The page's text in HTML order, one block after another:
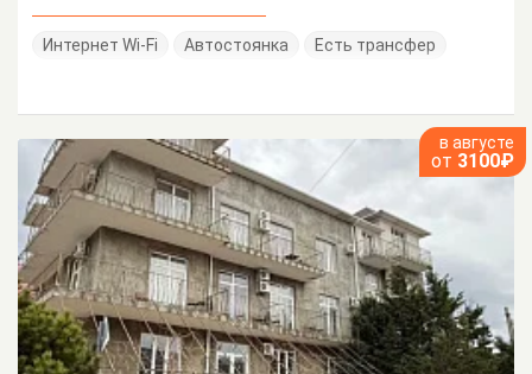
Интернет Wi-Fi Автостоянка Есть трансфер
в августе
от 3100₽